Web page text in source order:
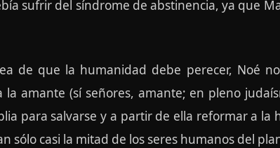
sufrir del síndrome de abstinencia, ya que
de que la humanidad debe perecer, Noé
amante (sí señores, amante; en pleno
para salvarse y a partir de ella reformar a la
sólo casi la mitad de los seres humanos del